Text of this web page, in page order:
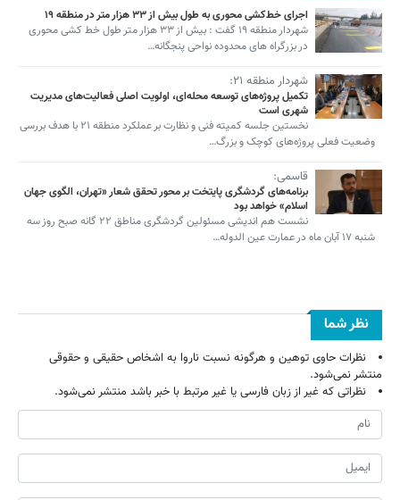
اجرای خط‌کشی محوری به طول بیش از ۳۳ هزار متر در منطقه ۱۹
شهردار منطقه ۱۹ گفت : بیش از ۳۳ هزار متر طول خط کشی محوری
در بزرگراه های محدوده نواحی پنجگانه…
شهردار منطقه ۲۱:
تکمیل پروژه‌های توسعه محله‌ای، اولویت اصلی فعالیت‌های مدیریت
شهری است
نخستین جلسه کمیته فنی و نظارت بر عملکرد منطقه ۲۱ با هدف بررسی
وضعیت فعلی پروژه‌های کوچک و بزرگ…
قاسمی:
برنامه‌های گردشگری پایتخت بر محور تحقق شعار «تهران، الگوی جهان
اسلام» خواهد بود
نشست هم اندیشی مسئولین گردشگری مناطق ۲۲ گانه صبح روز سه
شنبه ۱۷ آبان ماه در عمارت عین الدوله…
نظر شما
نظرات حاوی توهین و هرگونه نسبت ناروا به اشخاص حقیقی و حقوقی
منتشر نمی‌شود.
نظراتی که غیر از زبان فارسی یا غیر مرتبط با خبر باشد منتشر نمی‌شود.